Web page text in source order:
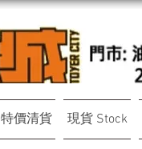
特價清貨 現貨 Stock